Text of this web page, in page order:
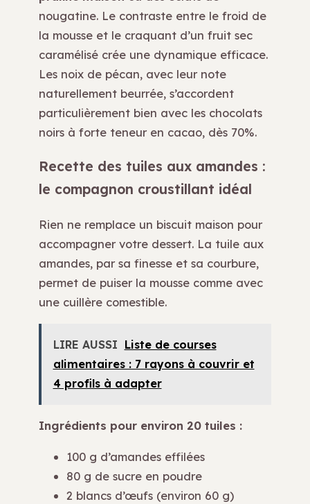
nougatine. Le contraste entre le froid de
la mousse et le craquant d’un fruit sec
caramélisé crée une dynamique efficace.
Les noix de pécan, avec leur note
naturellement beurrée, s’accordent
particulièrement bien avec les chocolats
noirs à forte teneur en cacao, dès 70%.
Recette des tuiles aux amandes :
le compagnon croustillant idéal
Rien ne remplace un biscuit maison pour
accompagner votre dessert. La tuile aux
amandes, par sa finesse et sa courbure,
permet de puiser la mousse comme avec
une cuillère comestible.
LIRE AUSSI Liste de courses
alimentaires : 7 rayons à couvrir et
4 profils à adapter
Ingrédients pour environ 20 tuiles :
100 g d’amandes effilées
80 g de sucre en poudre
2 blancs d’œufs (environ 60 g)